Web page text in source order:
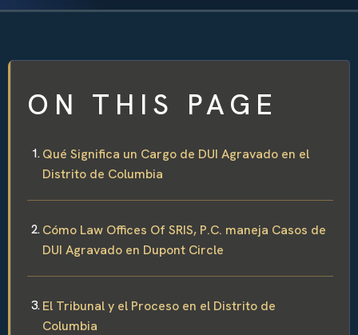
ON THIS PAGE
Qué Significa un Cargo de DUI Agravado en el
Distrito de Columbia
Cómo Law Offices Of SRIS, P.C. maneja Casos de
DUI Agravado en Dupont Circle
El Tribunal y el Proceso en el Distrito de
Columbia